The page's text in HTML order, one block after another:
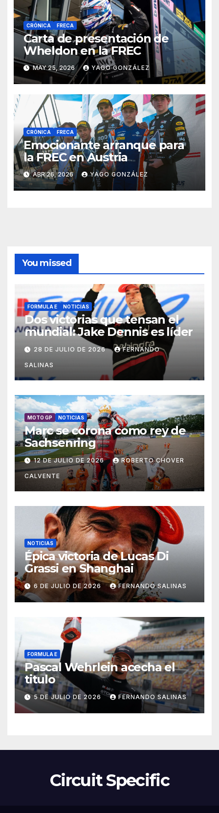
CRÓNICA FRECA
Carta de presentación de
Wheldon en la FREC
MAY 25, 2026 YAGO GONZÁLEZ
CRÓNICA FRECA
Emocionante arranque para
la FREC en Austria
ABR 26, 2026 YAGO GONZÁLEZ
You missed
FORMULA E NOTICIAS
Dos victorias que tensan el
mundial: Jake Dennis es líder
28 DE JULIO DE 2026 FERNANDO
SALINAS
MOTO GP NOTICIAS
Marc se corona como rey de
Sachsenring
12 DE JULIO DE 2026 ROBERTO CHOVER
CALVENTE
NOTICIAS
Épica victoria de Lucas Di
Grassi en Shanghai
6 DE JULIO DE 2026 FERNANDO SALINAS
FORMULA E
Pascal Wehrlein acecha el
titulo
5 DE JULIO DE 2026 FERNANDO SALINAS
Circuit Specific